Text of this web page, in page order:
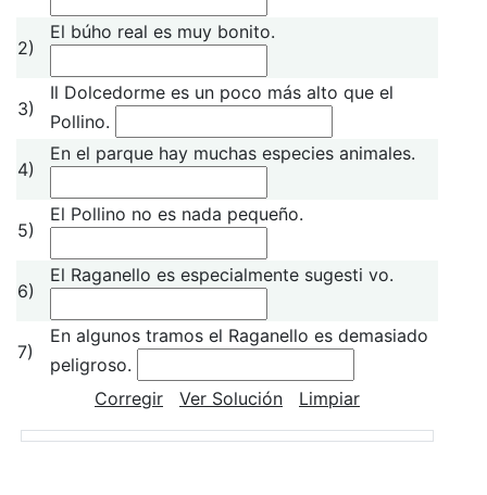
2)
El búho real es muy bonito.
3)
Il Dolcedorme es un poco más alto que el
Pollino.
4)
En el parque hay muchas especies animales.
5)
El Pollino no es nada pequeño.
6)
El Raganello es especialmente sugesti vo.
7)
En algunos tramos el Raganello es demasiado
peligroso.
Corregir
Ver Solución Limpiar